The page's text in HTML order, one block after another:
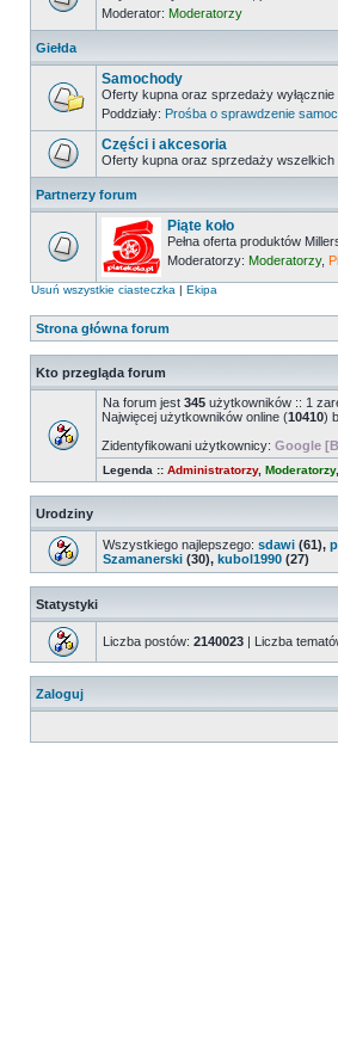
Moderator: Moderatorzy
Giełda
Samochody
Oferty kupna oraz sprzedaży wyłącznie
Poddziały: Prośba o sprawdzenie
Części i akcesoria
Oferty kupna oraz sprzedaży
Partnerzy forum
Piąte koło
Pełna oferta produktów
Moderatorzy: Moderatorzy,
Usuń wszystkie ciasteczka | Ekipa
Strona główna forum
Kto przegląda forum
Na forum jest 345 użytkowników :: 1
Najwięcej użytkowników online (10410)
Zidentyfikowani użytkownicy: Google
Legenda :: Administratorzy, Moderatorzy,
Urodziny
Wszystkiego najlepszego: sdawi (61),
Szamanerski (30), kubol1990 (27)
Statystyki
Liczba postów: 2140023 | Liczba
Zaloguj